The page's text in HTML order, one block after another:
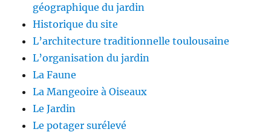
géographique du jardin
Historique du site
L’architecture traditionnelle toulousaine
L’organisation du jardin
La Faune
La Mangeoire à Oiseaux
Le Jardin
Le potager surélevé